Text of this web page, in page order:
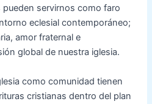
servirnos como faro
eclesial contemporáneo;
amor fraternal e
global de nuestra iglesia.
como comunidad tienen
cristianas dentro del plan